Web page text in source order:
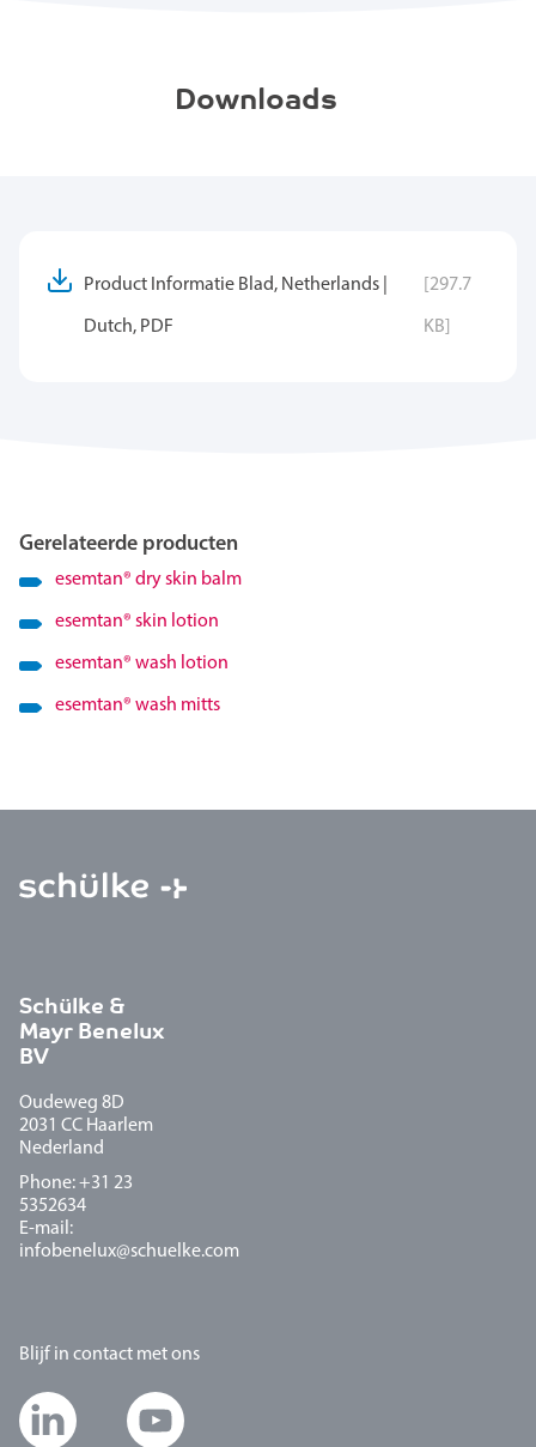
Downloads
Product Informatie Blad, Netherlands |
Dutch, PDF
[297.7
KB]
Gerelateerde producten
esemtan® dry skin balm
esemtan® skin lotion
esemtan® wash lotion
esemtan® wash mitts
Schülke &
Mayr Benelux
BV
Oudeweg 8D
2031 CC Haarlem
Nederland
Phone: +31 23
5352634
E-mail:
infobenelux@schuelke.com
Blijf in contact met ons